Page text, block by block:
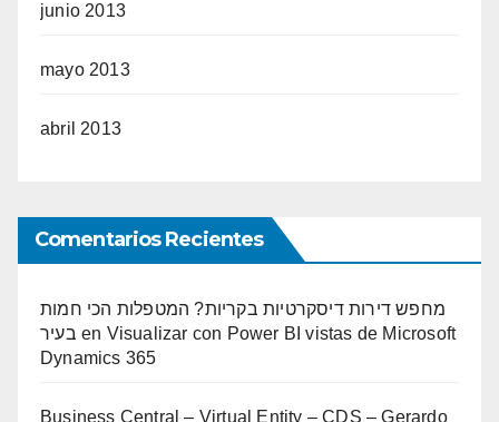
junio 2013
mayo 2013
abril 2013
Comentarios Recientes
מחפש דירות דיסקרטיות בקריות? המטפלות הכי חמות
בעיר en Visualizar con Power BI vistas de Microsoft
Dynamics 365
Business Central – Virtual Entity – CDS – Gerardo